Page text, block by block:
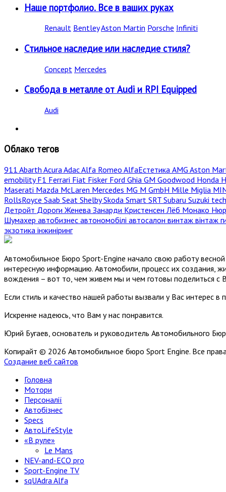
Наше портфолио. Все в ваших руках
Renault BentleyAston Martin Porsche Infiniti
Стильное наследие или наследие стиля?
Concept Mercedes
Свобода в металле от Audi и RPI Equipped
Audi
Облако тегов
911 Abarth Acura AdacAlfa Romeo AlfaЕстетика AMG Aston
emobilityF1 Ferrari Fiat Fisker Ford Ghia GM Goodwood Honda
Maserati Mazda McLaren Mercedes MG M GmbH Mille Miglia
RollsRoyce Saab Seat ShelbySkoda Smart SRT Subaru Suzuki
Детройт Дороги Женева Занарди Кристенсен Лёб Монако
Шумахер автобизнес автономобілі автосалон винтаж вінтаж
экзотика інжиніринг
Автомобильное Бюро Sport-Engine начало свою работу
интересную информацию. Автомобили, процесс их создания,
вождения – вот то, чем живем мы и чем готовы поделиться с
Если стиль и качество нашей работы вызвали у Вас интерес в
Искренне надеюсь, что Вам у нас понравится.
Юрий Бугаев, основатель и руководитель Автомобильного
Копирайт © 2026 Автомобильное бюро Sport Engine. Все
Создание веб сайтов
Головна
Мотори
Персоналії
Автобізнес
Specs
АвтоLifeStyle
«В руле»
Le Mans
NEV-and-ECO pro
Sport-Engine TV
sqUAdra Alfa